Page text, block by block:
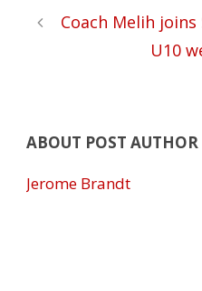
Coach Melih joins
U10
ABOUT POST AUTHOR
Jerome Brandt